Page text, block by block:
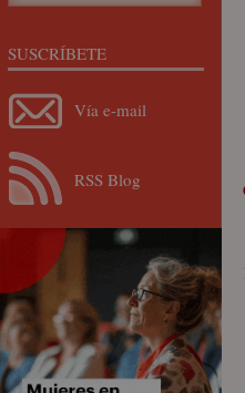
SUSCRÍBETE
Vía e-mail
RSS Blog